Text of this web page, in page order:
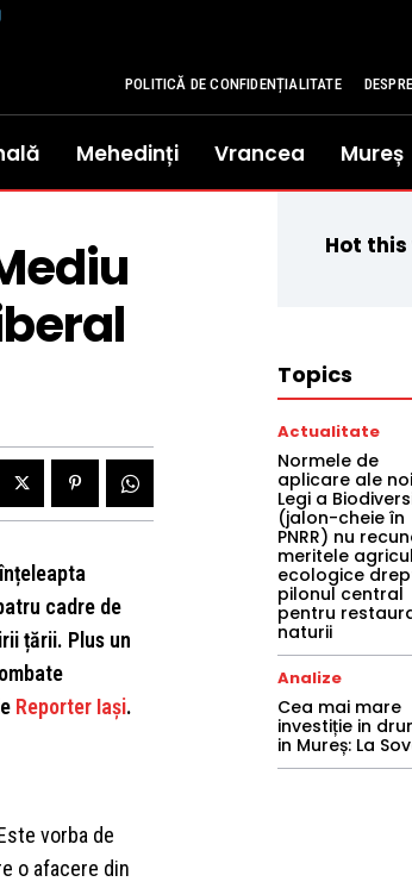
POLITICĂ DE CONFIDENȚIALITATE
Mehedinți Vrancea Mureș
cadre de
țării. Plus un
Reporter Iași.
vorba de
o afacere din
Hot this
Topics
Actualitate
Normele de
aplicare ale
Legi a
(jalon-cheie în
PNRR) nu
meritele
ecologice
pilonul central
pentru
naturii
Analize
Cea mai mare
investiție in
in Mureș: La